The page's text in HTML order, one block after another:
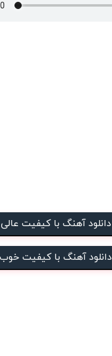
دانلود آهنگ با کیفیت عالی
دانلود آهنگ با کیفیت خوب 128